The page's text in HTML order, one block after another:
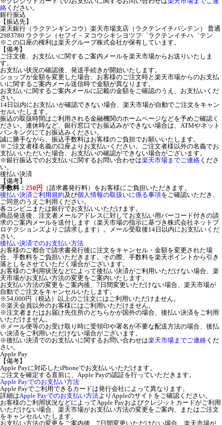
絡 ください。
銀行振込
【振込先】
楽天銀行（ラクテンギンコウ）楽天市場支店（ラクテンイチバシテン） 普通
2983780 ラクテン（セフイ－ヌコウシキシヨツフ゜ラクテンイチハ゛テン
※この口座の権利は楽天グループ株式会社が保有しています。
【備考】
ご注文後、お支払いに関するご案内メールを楽天市場からお送りいたしま
す。
お支払い状況の確認後、発送手続きが開始いたします。
ショップが金額を変更した場合、お客様のご注文時と楽天市場からのお支払
いに関するご案内メール送信時で金額が異なります。
お支払いに関するご案内メールに記載の金額をご確認のうえ、お支払いくだ
さい。
14日以内にお支払いが確認できない場合、楽天市場が自動でご注文をキャン
セルいたします。
振込の取扱時間はご利用される金融機関のホームページなどを予めご確認く
ださい。連休時など、銀行窓口でお振込みができない場合は、ATMやネット
バンキングにてお振込みください。
誠に勝手ながら、振込手数料はお客様のご負担でお願いいたします。
※ご注文者様名義の口座よりお支払いください。ご注文者様以外の名義でお
支払いいただいた場合、お支払いの確認ができない場合がございます。
※銀行振込でのお支払いに関するお問い合わせは楽天市場までご連絡 くださ
い。
後払い決済
【備考】
手数料： 250円 （請求書発行料）をお客様にご負担いただきます。
後払い決済ご利用規約及び個人情報の取扱いに係る事項をご確認いただき、
ご同意のうえご利用ください。
各コンビニまたは銀行でお支払いいただけます。
商品発送後、注文者メールアドレスに対してお支払い用バーコード付きの請
求のご案内メールを送付します（楽天市場の指示に基づき株式会社ネットプ
ロテクションズよりご請求します）。メール受取後14日以内にお支払いくだ
さい。
後払い決済でのお支払い方法
お客様のご都合で請求書発行後に注文をキャンセル・金額を変更された場
合、手数料をご負担いただきます。その際、手数料を楽天ポイントから引き
落としをさせていただく場合がございます。
お客様のご利用状況などによって後払い決済がご利用いただけない場合、楽
天市場がお支払い方法の変更をご案内いたします。
お支払い方法の変更をご案内後、7日間変更いただけない場合、楽天市場が
自動でご注文をキャンセルいたします。
※54,000円（税込）以上のご注文にはご利用いただけません。
※楽天会員以外のお客様にはご利用いただけません。
※注文者またはお届け先住所のどちらかが国外の場合、後払い決済をご利用
いただけません。
※メール便等のお受け取り時に受領印や署名が不要な配送方法の場合、後払
い決済をご利用いただけない場合がございます。
※後払い決済でのお支払いに関するお問い合わせは楽天市場までご連絡 くだ
さい。
Apple Pay
【備考】
Apple Payに対応したiPhoneでお支払いいただけます。
ご注文を確定する直前に、Apple Payの認証を行っていただきます。
Apple Payでのお支払い方法
Apple Payでご利用できるカードは発行会社によって異なります。
詳細はApple Payでのお支払い方法よりAppleのサイトをご確認ください。
お客様のご利用状況などによってApple Payおよびクレジットカードがご利用
いただけない場合、楽天市場がお支払い方法の変更をご案内、またはご注文
をキャンセルいたします。
お支払い方法の変更をご案内後、7日間変更いただけない場合、楽天市場が